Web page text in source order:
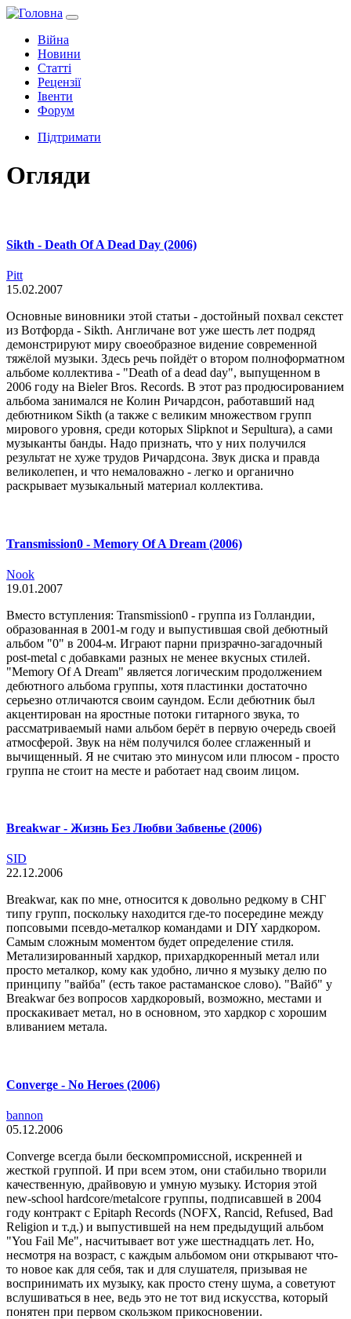
Війна
Новини
Статті
Рецензії
Івенти
Форум
Підтримати
Огляди
Sikth - Death Of A Dead Day (2006)
Pitt
15.02.2007
Основные виновники этой статьи - достойный похвал секстет
из Вотфорда - Sikth. Англичане вот уже шесть лет подряд
демонстрируют миру своеобразное видение современной
тяжёлой музыки. Здесь речь пойдёт о втором полноформатном
альбоме коллектива - "Death of a dead day", выпущенном в
2006 году на Bieler Bros. Records. В этот раз продюсированием
альбома занимался не Колин Ричардсон, работавший над
дебютником Sikth (а также с великим множеством групп
мирового уровня, среди которых Slipknot и Sepultura), а сами
музыканты банды. Надо признать, что у них получился
результат не хуже трудов Ричардсона. Звук диска и правда
великолепен, и что немаловажно - легко и органично
раскрывает музыкальный материал коллектива.
Transmission0 - Memory Of A Dream (2006)
Nook
19.01.2007
Вместо вступления: Transmission0 - группа из Голландии,
образованная в 2001-м году и выпустившая свой дебютный
альбом "0" в 2004-м. Играют парни призрачно-загадочный
post-metal с добавками разных не менее вкусных стилей.
"Memory Of A Dream" является логическим продолжением
дебютного альбома группы, хотя пластинки достаточно
серьезно отличаются своим саундом. Если дебютник был
акцентирован на яростные потоки гитарного звука, то
рассматриваемый нами альбом берёт в первую очередь своей
атмосферой. Звук на нём получился более сглаженный и
вычищенный. Я не считаю это минусом или плюсом - просто
группа не стоит на месте и работает над своим лицом.
Breakwar - Жизнь Без Любви Забвенье (2006)
SID
22.12.2006
Breakwar, как по мне, относится к довольно редкому в СНГ
типу групп, поскольку находится где-то посередине между
попсовыми псевдо-металкор командами и DIY хардкором.
Самым сложным моментом будет определение стиля.
Метализированный хардкор, прихардкоренный метал или
просто металкор, кому как удобно, лично я музыку делю по
принципу "вайба" (есть такое растаманское слово). "Вайб" у
Breakwar без вопросов хардкоровый, возможно, местами и
проскакивает метал, но в основном, это хардкор с хорошим
вливанием метала.
Converge - No Heroes (2006)
bannon
05.12.2006
Converge всегда были бескомпромиссной, искренней и
жесткой группой. И при всем этом, они стабильно творили
качественную, драйвовую и умную музыку. История этой
new-school hardcore/metalcore группы, подписавшей в 2004
году контракт с Epitaph Records (NOFX, Rancid, Refused, Bad
Religion и т.д.) и выпустившей на нем предыдущий альбом
"You Fail Me", насчитывает вот уже шестнадцать лет. Но,
несмотря на возраст, с каждым альбомом они открывают что-
то новое как для себя, так и для слушателя, призывая не
воспринимать их музыку, как просто стену шума, а советуют
вслушиваться в нее, ведь это не тот вид искусства, который
понятен при первом скользком прикосновении.